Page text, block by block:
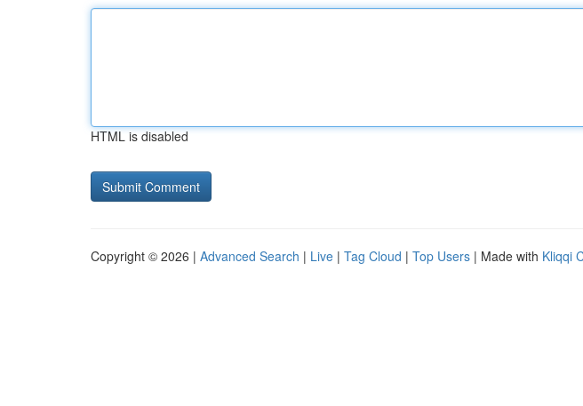
HTML is disabled
Copyright © 2026 | Advanced Search | Live | Tag Cloud | Top Users | Made with Kliqqi